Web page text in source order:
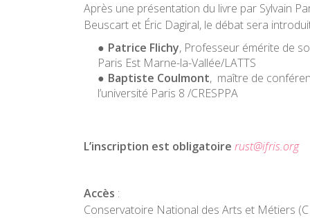
Après une présentation du livre par Sylvain
Beuscart et Éric Dagiral, le débat sera
Patrice Flichy, Professeur émérite de
Paris Est Marne-la-Vallée/LATTS
Baptiste Coulmont, maître de
l’université Paris 8 /CRESPPA
L’inscription est obligatoire rust@ifris.org
Accès :
Conservatoire National des Arts et Métiers